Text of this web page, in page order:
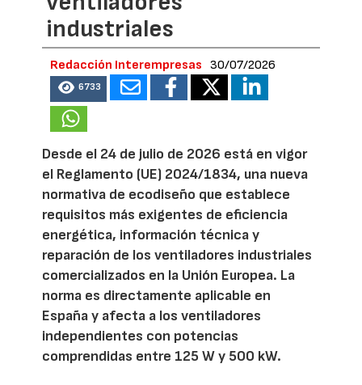
industriales
Redacción Interempresas 30/07/2026
6733
Desde el 24 de julio de 2026 está en vigor
el Reglamento (UE) 2024/1834, una nueva
normativa de ecodiseño que establece
requisitos más exigentes de eficiencia
energética, información técnica y
reparación de los ventiladores industriales
comercializados en la Unión Europea. La
norma es directamente aplicable en
España y afecta a los ventiladores
independientes con potencias
comprendidas entre 125 W y 500 kW.